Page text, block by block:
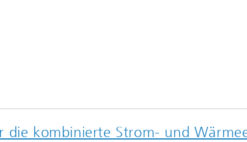
die kombinierte Strom- und